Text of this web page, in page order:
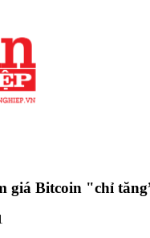
giá Bitcoin "chỉ